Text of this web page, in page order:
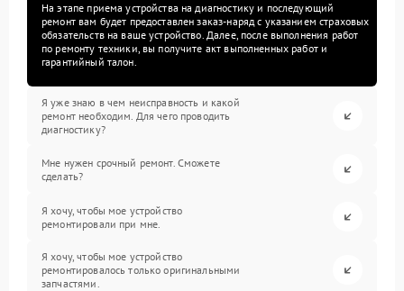
На этапе приема устройства на диагностику и последующий
ремонт вам будет предоставлен заказ-наряд с указанием страховых
обязательств на ваше устройство. Далее, после выполнения работ
по ремонту техники, вы получите акт выполненных работ и
гарантийный талон.
Я уже знаю в чем неисправность и какой
ремонт необходим. Для чего проводить
диагностику?
Мне нужен срочный ремонт. Сможете
сделать?
Я хочу, чтобы мое устройство
ремонтировали при мне.
Я хочу, чтобы мое устройство
ремонтировалось только оригинальными
запчастями.